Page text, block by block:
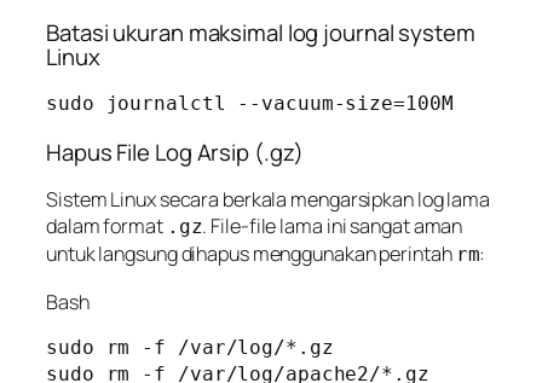
Batasi ukuran maksimal log journal system
Linux
sudo journalctl --vacuum-size=100M
Hapus File Log Arsip (.gz)
Sistem Linux secara berkala mengarsipkan log lama
dalam format .gz. File-file lama ini sangat aman
untuk langsung dihapus menggunakan perintah rm:
Bash
sudo rm -f /var/log/*.gz